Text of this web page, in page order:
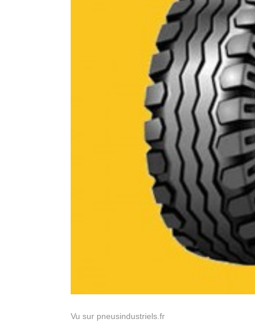
Vu sur pneusindustriels.fr